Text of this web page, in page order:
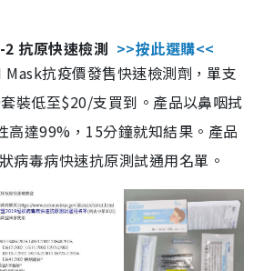
2 抗原快速檢測 >>按此選購<<
抗疫價發售快速檢測劑，單支
裝低至$20/支買到。產品以鼻咽拭
高達99%，15分鐘就知結果。產品
病毒病快速抗原測試通用名單。